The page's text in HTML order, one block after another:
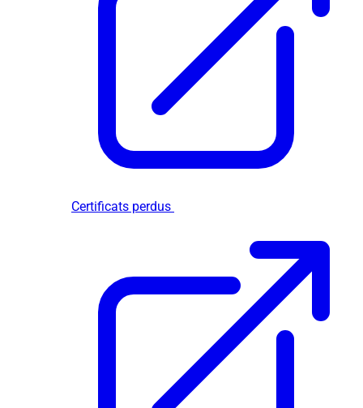
Certificats perdus